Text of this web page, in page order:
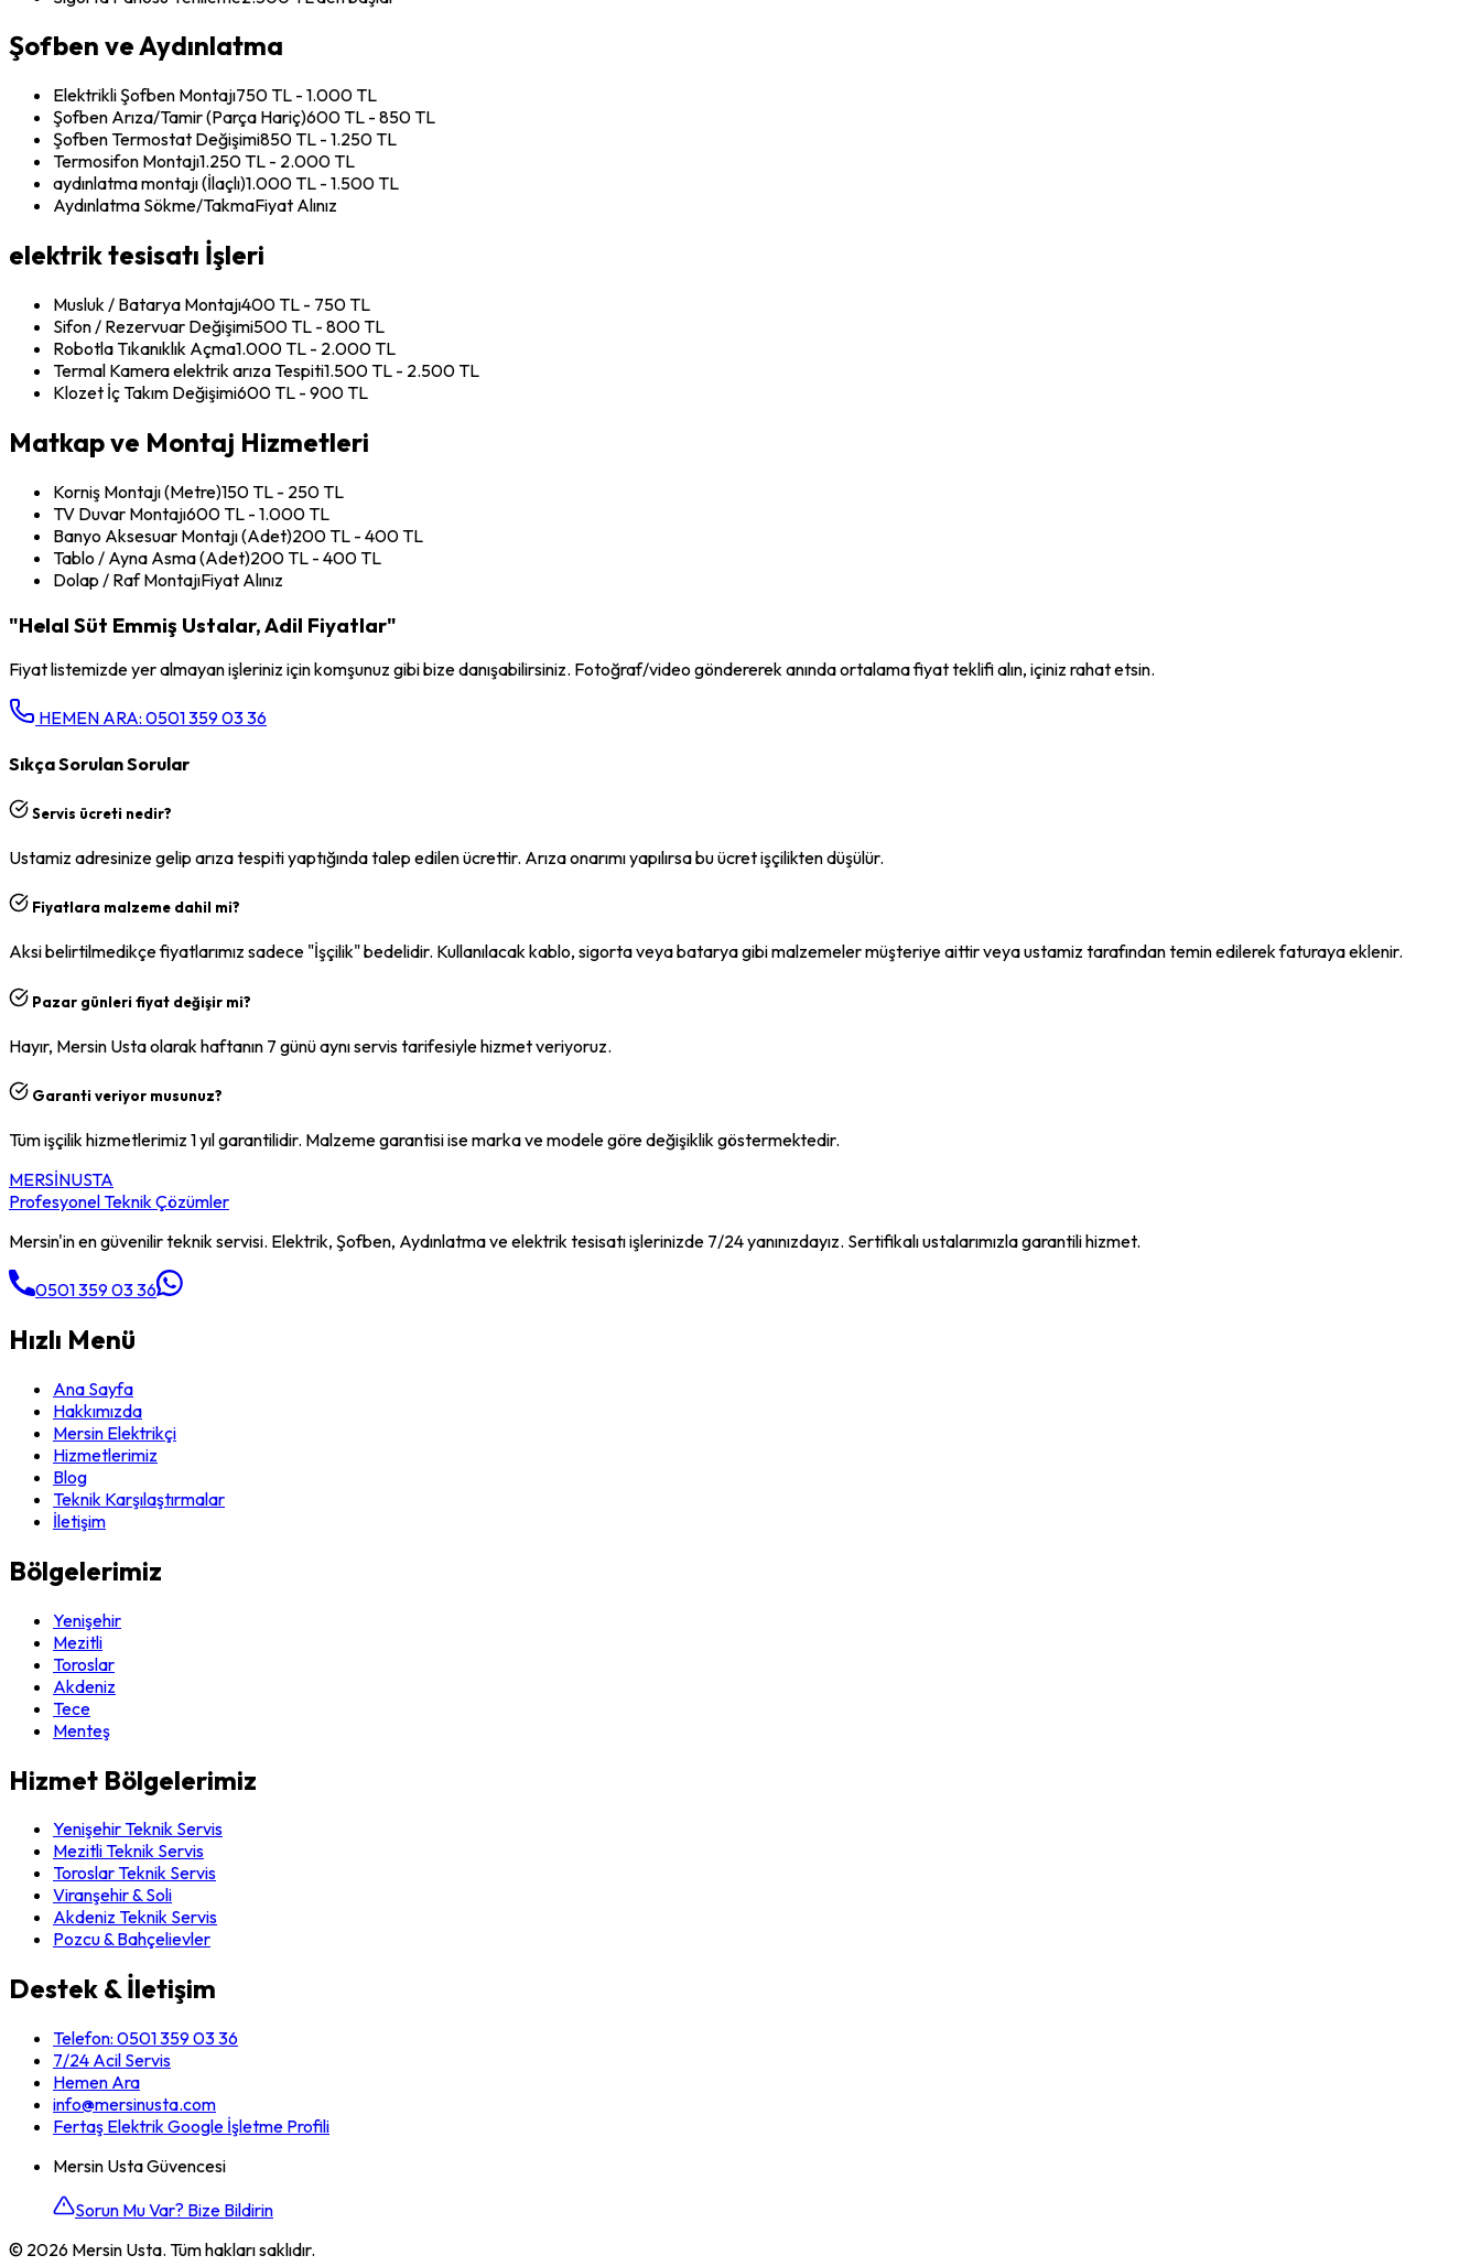
Şofben ve Aydınlatma
Elektrikli Şofben Montajı750 TL - 1.000 TL
Şofben Arıza/Tamir (Parça Hariç)600 TL - 850 TL
Şofben Termostat Değişimi850 TL - 1.250 TL
Termosifon Montajı1.250 TL - 2.000 TL
aydınlatma montajı (İlaçlı)1.000 TL - 1.500 TL
Aydınlatma Sökme/TakmaFiyat Alınız
elektrik tesisatı İşleri
Musluk / Batarya Montajı400 TL - 750 TL
Sifon / Rezervuar Değişimi500 TL - 800 TL
Robotla Tıkanıklık Açma1.000 TL - 2.000 TL
Termal Kamera elektrik arıza Tespiti1.500 TL - 2.500 TL
Klozet İç Takım Değişimi600 TL - 900 TL
Matkap ve Montaj Hizmetleri
Korniş Montajı (Metre)150 TL - 250 TL
TV Duvar Montajı600 TL - 1.000 TL
Banyo Aksesuar Montajı (Adet)200 TL - 400 TL
Tablo / Ayna Asma (Adet)200 TL - 400 TL
Dolap / Raf MontajıFiyat Alınız
"Helal Süt Emmiş Ustalar, Adil Fiyatlar"
Fiyat listemizde yer almayan işleriniz için komşunuz gibi bize danışabilirsiniz. Fotoğraf/video göndererek anında ortalama fiyat teklifi alın, içiniz rahat etsin.
HEMEN ARA: 0501 359 03 36
Sıkça Sorulan Sorular
Servis ücreti nedir?
Ustamiz adresinize gelip arıza tespiti yaptığında talep edilen ücrettir. Arıza onarımı yapılırsa bu ücret işçilikten düşülür.
Fiyatlara malzeme dahil mi?
Aksi belirtilmedikçe fiyatlarımız sadece "İşçilik" bedelidir. Kullanılacak kablo, sigorta veya batarya gibi malzemeler müşteriye aittir veya ustamiz tarafından temin edilerek faturaya eklenir.
Pazar günleri fiyat değişir mi?
Hayır, Mersin Usta olarak haftanın 7 günü aynı servis tarifesiyle hizmet veriyoruz.
Garanti veriyor musunuz?
Tüm işçilik hizmetlerimiz 1 yıl garantilidir. Malzeme garantisi ise marka ve modele göre değişiklik göstermektedir.
MERSİNUSTA
Profesyonel Teknik Çözümler
Mersin'in en güvenilir teknik servisi. Elektrik, Şofben, Aydınlatma ve elektrik tesisatı işlerinizde 7/24 yanınızdayız. Sertifikalı ustalarımızla garantili hizmet.
0501 359 03 36
Hızlı Menü
Ana Sayfa
Hakkımızda
Mersin Elektrikçi
Hizmetlerimiz
Blog
Teknik Karşılaştırmalar
İletişim
Bölgelerimiz
Yenişehir
Mezitli
Toroslar
Akdeniz
Tece
Menteş
Hizmet Bölgelerimiz
Yenişehir Teknik Servis
Mezitli Teknik Servis
Toroslar Teknik Servis
Viranşehir & Soli
Akdeniz Teknik Servis
Pozcu & Bahçelievler
Destek & İletişim
Telefon: 0501 359 03 36
7/24 Acil Servis
Hemen Ara
info@mersinusta.com
Fertaş Elektrik Google İşletme Profili
Mersin Usta Güvencesi
Sorun Mu Var? Bize Bildirin
© 2026 Mersin Usta. Tüm hakları saklıdır.